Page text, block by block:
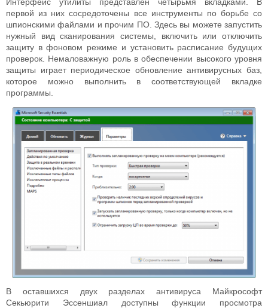
Интерфейс утилиты представлен четырьмя вкладками. В
первой из них сосредоточены все инструменты по борьбе со
шпионскими файлами и прочим ПО. Здесь вы можете запустить
нужный вид сканирования системы, включить или отключить
защиту в фоновом режиме и установить расписание будущих
проверок. Немаловажную роль в обеспечении высокого уровня
защиты играет периодическое обновление антивирусных баз,
которое можно выполнить в соответствующей вкладке
программы.
В оставшихся двух разделах антивируса Майкрософт
Секьюрити Эссеншиал доступны функции просмотра